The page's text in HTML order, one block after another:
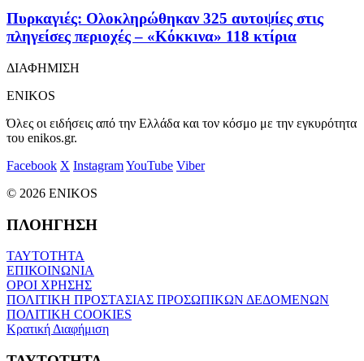
Πυρκαγιές: Ολοκληρώθηκαν 325 αυτοψίες στις
πληγείσες περιοχές – «Κόκκινα» 118 κτίρια
ΔΙΑΦΗΜΙΣΗ
ENIKOS
Όλες οι ειδήσεις από την Ελλάδα και τον κόσμο με την εγκυρότητα
του enikos.gr.
Facebook X InstagramYouTube Viber
© 2026 ENIKOS
ΠΛΟΗΓΗΣΗ
ΤΑΥΤΟΤΗΤΑ
ΕΠΙΚΟΙΝΩΝΙΑ
ΟΡΟΙ ΧΡΗΣΗΣ
ΠΟΛΙΤΙΚΗ ΠΡΟΣΤΑΣΙΑΣ ΠΡΟΣΩΠΙΚΩΝ ΔΕΔΟΜΕΝΩΝ
ΠΟΛΙΤΙΚΗ COOKIES
Κρατική Διαφήμιση